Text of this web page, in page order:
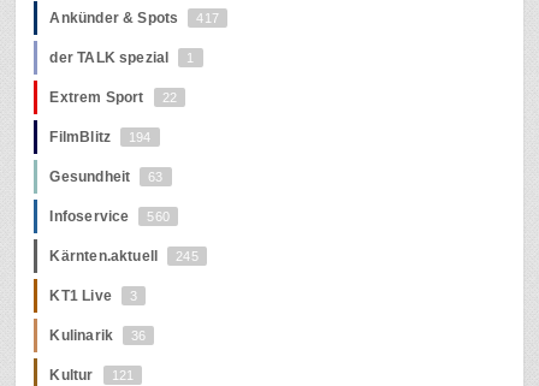
Ankünder & Spots 417
der TALK spezial 1
Extrem Sport 22
FilmBlitz 194
Gesundheit 63
Infoservice 560
Kärnten.aktuell 245
KT1 Live 3
Kulinarik 36
Kultur 121